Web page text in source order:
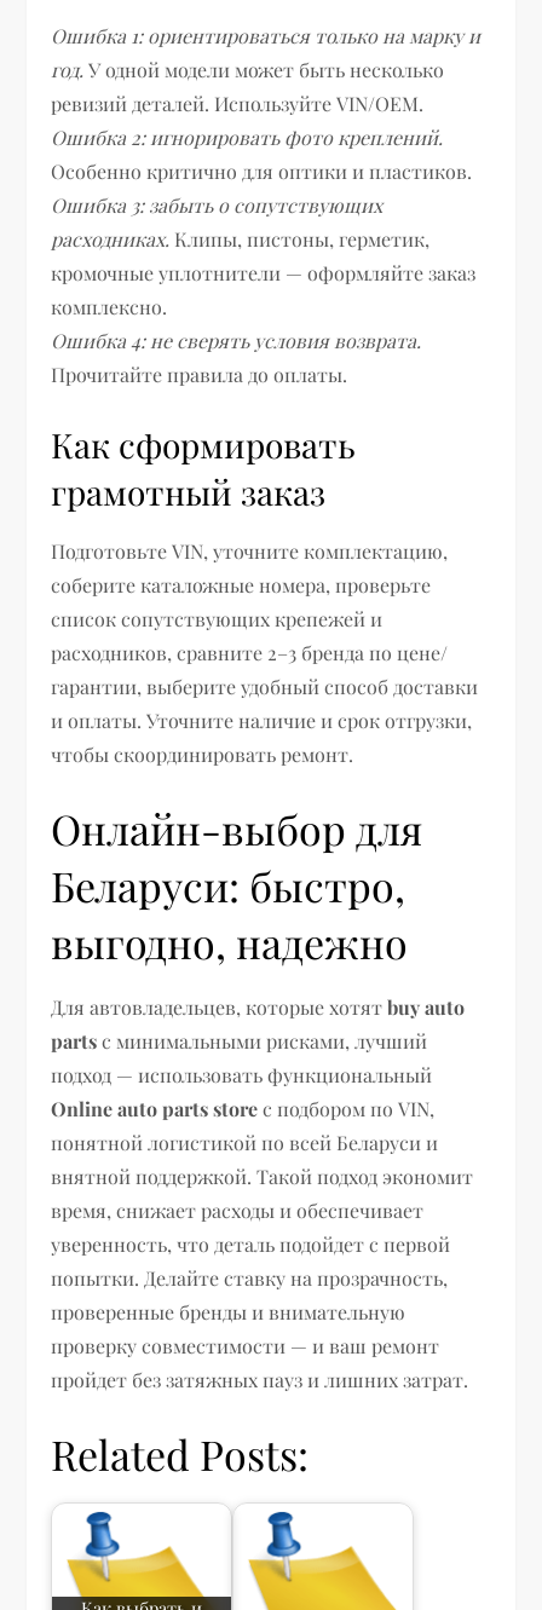
Ошибка 1: ориентироваться только на марку и
год. У одной модели может быть несколько
ревизий деталей. Используйте VIN/ОЕМ.
Ошибка 2: игнорировать фото креплений.
Особенно критично для оптики и пластиков.
Ошибка 3: забыть о сопутствующих
расходниках. Клипы, пистоны, герметик,
кромочные уплотнители — оформляйте заказ
комплексно.
Ошибка 4: не сверять условия возврата.
Прочитайте правила до оплаты.
Как сформировать
грамотный заказ
Подготовьте VIN, уточните комплектацию,
соберите каталожные номера, проверьте
список сопутствующих крепежей и
расходников, сравните 2–3 бренда по цене/
гарантии, выберите удобный способ доставки
и оплаты. Уточните наличие и срок отгрузки,
чтобы скоординировать ремонт.
Онлайн-выбор для
Беларуси: быстро,
выгодно, надежно
Для автовладельцев, которые хотятbuy auto
partsс минимальными рисками, лучший
подход — использовать функциональный
Online auto parts storeс подбором по VIN,
понятной логистикой по всей Беларуси и
внятной поддержкой. Такой подход экономит
время, снижает расходы и обеспечивает
уверенность, что деталь подойдет с первой
попытки. Делайте ставку на прозрачность,
проверенные бренды и внимательную
проверку совместимости — и ваш ремонт
пройдет без затяжных пауз и лишних затрат.
Related Posts: